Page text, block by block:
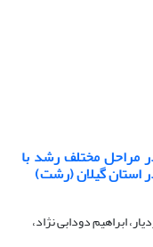
مراحل مختلف رشد‌ با
استان گیلان (رشت)
ابراهیم دودابی نژاد،